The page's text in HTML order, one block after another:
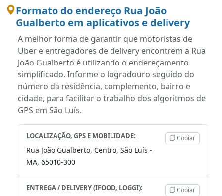
Formato do endereço Rua João
Gualberto em aplicativos e delivery
A melhor forma de garantir que motoristas de
Uber e entregadores de delivery encontrem a Rua
João Gualberto é utilizando o endereçamento
simplificado. Informe o logradouro seguido do
número da residência, complemento, bairro e
cidade, para facilitar o trabalho dos algoritmos de
GPS em São Luís.
LOCALIZAÇÃO, GPS E MOBILIDADE:
Rua João Gualberto, Centro, São Luís -
MA, 65010-300
Copiar
ENTREGA / DELIVERY (IFOOD, LOGGI): Copiar